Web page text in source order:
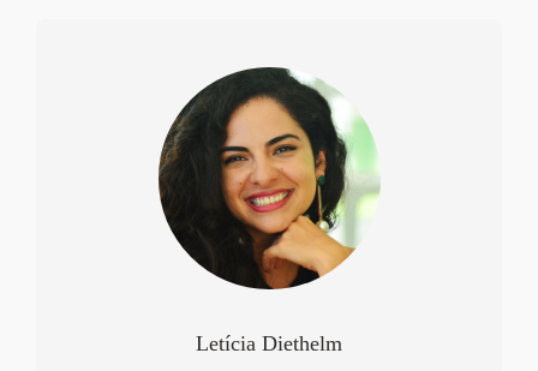
Letícia Diethelm